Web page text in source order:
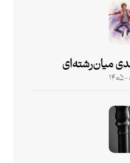
میان‌رشته‌ای
۲۸